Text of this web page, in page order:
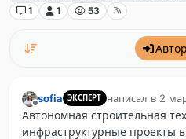
1
1 53
Не в сети
sofia ЭКСПЕРТ написал в 2
Автономная строительная
инфраструктурные проекты